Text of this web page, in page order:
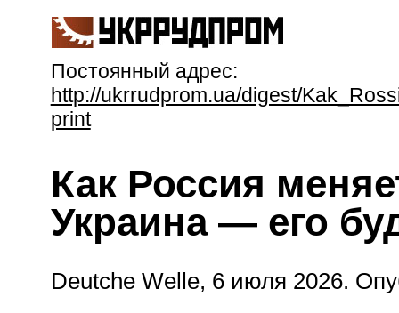
Постоянный адрес:
http://ukrrudprom.ua/digest/
print
Как Россия
Украина — его
Deutche Welle, 6 июля 2026.